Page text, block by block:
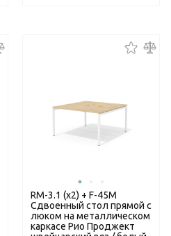
RM-3.1 (x2) + F-45M
Сдвоенный стол прямой с
люком на металлическом
каркасе Рио Проджект